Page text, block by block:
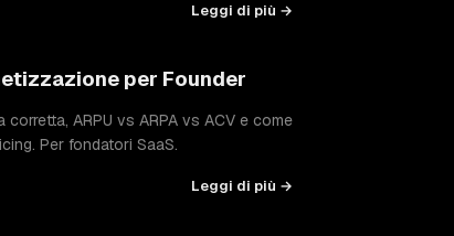
Leggi di più →
per Founder
corretta, ARPU vs ARPA vs ACV e come
Per fondatori SaaS.
Leggi di più →